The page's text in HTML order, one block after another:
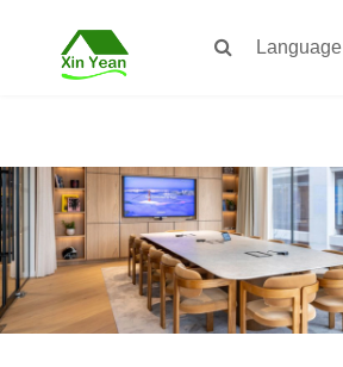
Language